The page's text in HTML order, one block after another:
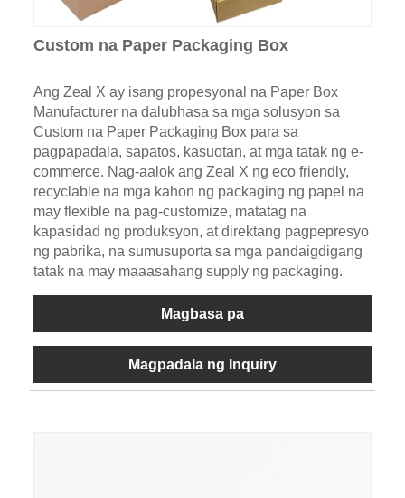
Custom na Paper Packaging Box
Ang Zeal X ay isang propesyonal na Paper Box
Manufacturer na dalubhasa sa mga solusyon sa
Custom na Paper Packaging Box para sa
pagpapadala, sapatos, kasuotan, at mga tatak ng e-
commerce. Nag-aalok ang Zeal X ng eco friendly,
recyclable na mga kahon ng packaging ng papel na
may flexible na pag-customize, matatag na
kapasidad ng produksyon, at direktang pagpepresyo
ng pabrika, na sumusuporta sa mga pandaigdigang
tatak na may maaasahang supply ng packaging.
Magbasa pa
Magpadala ng Inquiry